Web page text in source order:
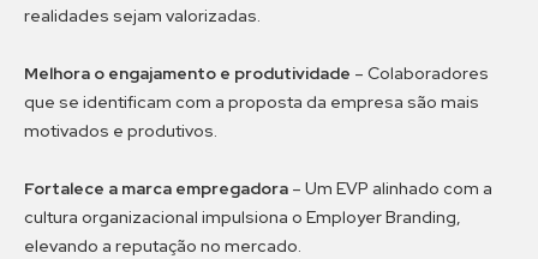
realidades sejam valorizadas.
Melhora o engajamento e produtividade – Colaboradores
que se identificam com a proposta da empresa são mais
motivados e produtivos.
Fortalece a marca empregadora – Um EVP alinhado com a
cultura organizacional impulsiona o Employer Branding,
elevando a reputação no mercado.